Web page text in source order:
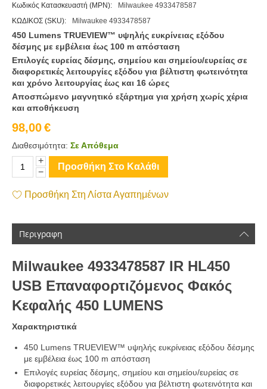
Κωδικός Κατασκευαστή (MPN):
Milwaukee 4933478587
ΚΩΔΙΚΟΣ (SKU):
Milwaukee 4933478587
450 Lumens TRUEVIEW™ υψηλής ευκρίνειας εξόδου
δέσμης με εμβέλεια έως 100 m απόσταση
Επιλογές ευρείας δέσμης, σημείου και σημείου/ευρείας σε
διαφορετικές λειτουργίες εξόδου για βέλτιστη φωτεινότητα
και χρόνο λειτουργίας έως και 16 ώρες
Αποσπώμενο μαγνητικό εξάρτημα για χρήση χωρίς χέρια
και αποθήκευση
98,00€
Διαθεσιμότητα: Σε Απόθεμα
+
−
Προσθήκη Στο Καλάθι
Προσθήκη Στη Λίστα Αγαπημένων
Περιγραφη
Milwaukee 4933478587 IR HL450
USB Επαναφορτιζόμενος Φακός
Κεφαλής 450 LUMENS
Χαρακτηριστικά
450 Lumens TRUEVIEW™ υψηλής ευκρίνειας εξόδου δέσμης
με εμβέλεια έως 100 m απόσταση
Επιλογές ευρείας δέσμης, σημείου και σημείου/ευρείας σε
διαφορετικές λειτουργίες εξόδου για βέλτιστη φωτεινότητα και